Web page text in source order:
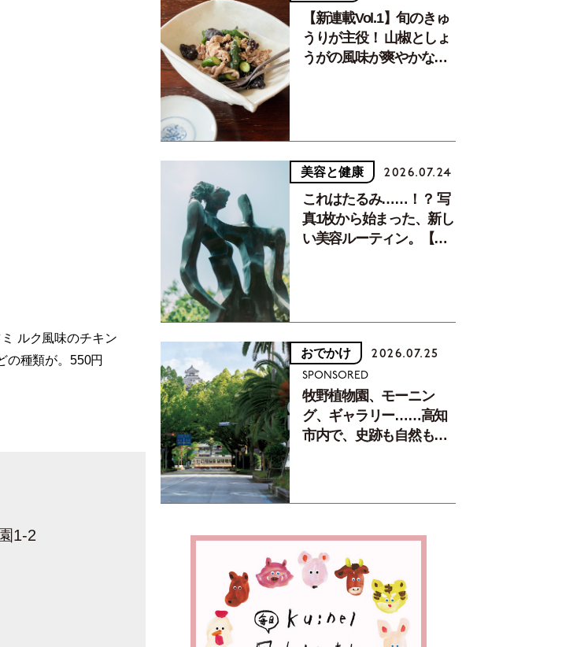
ルク風味のチキン
の種類が。550円
1-2
【新連載Vol.1】旬のきゅ
うりが主役！ 山椒としょ
うがの風味が爽やかな、
美容と健康 2026.07.24
これはたるみ……！？ 写
真1枚から始まった、新し
い美容ルーティン。【中
おでかけ 2026.07.25
SPONSORED
牧野植物園、モーニン
グ、ギャラリー……高知
市内で、史跡も自然もグ